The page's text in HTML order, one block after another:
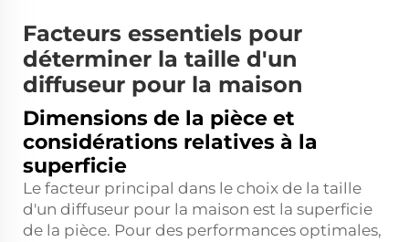
Facteurs essentiels pour
déterminer la taille d'un
diffuseur pour la maison
Dimensions de la pièce et
considérations relatives à la
superficie
Le facteur principal dans le choix de la taille
d'un diffuseur pour la maison est la superficie
de la pièce. Pour des performances optimales,